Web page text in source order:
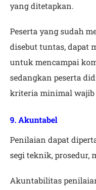
yang ditetapkan.
Peserta yang sudah
disebut tuntas, dapat
untuk mencampai
sedangkan peserta
kriteria minimal wajib
9. Akuntabel
Penilaian dapat
segi teknik, prosedur,
Akuntabilitas